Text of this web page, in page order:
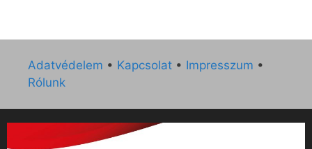
Adatvédelem • Kapcsolat • Impresszum •
Rólunk